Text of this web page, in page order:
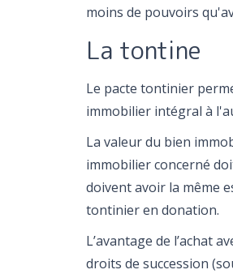
moins de pouvoirs
La tontine
Le pacte tontinier
immobilier intégral à
La valeur du bien
immobilier concerné
doivent avoir la même
tontinier en donation.
L’avantage de l’achat
droits de succession